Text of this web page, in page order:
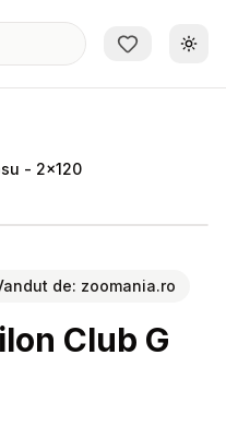
- 2x120
de: zoomania.ro
Club G